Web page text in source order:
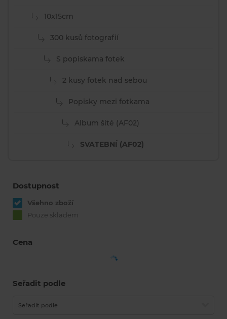
10x15cm
300 kusů fotografií
S popiskama fotek
2 kusy fotek nad sebou
Popisky mezi fotkama
Album šité (AF02)
SVATEBNÍ (AF02)
Dostupnost
Všehno zboží
Pouze skladem
Cena
Seřadit podle
Seřadit podle